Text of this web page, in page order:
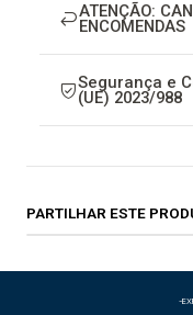
ATENÇÃO:
ENCOMENDAS
Segurança e
(UE) 2023/988
PARTILHAR ESTE
-